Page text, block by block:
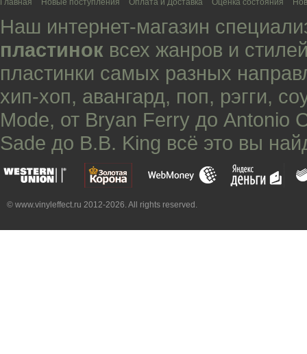
Главная Новые поступления Оплата и Доставка Оценка состояния
Наш интернет-магазин
пластинок всех жанров и
пластинки самых разных
хип-хоп, авангард, поп, рэгги,
Mode, от Bryan Ferry до Antonio
Sade до B.B. King всё это вы
© www.vinyleffect.ru 2012-2026. All rights reserved.